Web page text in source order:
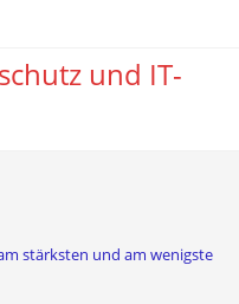
und IT-
stärksten und am wenigsten